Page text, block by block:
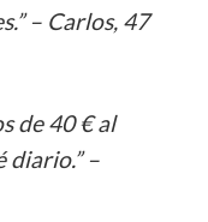
– Carlos, 47
de 40 € al
diario.” –